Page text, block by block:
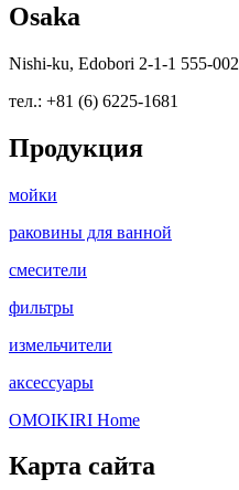
Osaka
Nishi-ku, Edobori 2-1-1 555-002
тел.: +81 (6) 6225-1681
Продукция
мойки
раковины для ванной
смесители
фильтры
измельчители
аксессуары
OMOIKIRI Home
Карта сайта